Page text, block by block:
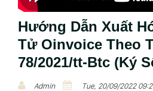
Hướng Dẫn Xuất
Tử Oinvoice Theo
78/2021/tt-Btc (Ký
Admin Tue, 20/09/2022